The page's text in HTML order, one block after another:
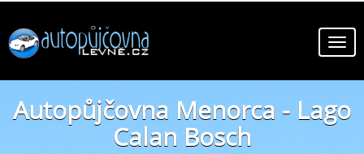
Autopůjčovna Menorca - Lago
Calan Bosch